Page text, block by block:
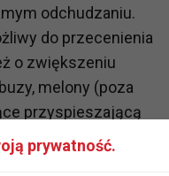
odchudzaniu.
do przecenienia
o zwiększeniu
melony (poza
przyspieszającą
ananasy (źródło
prywatność.